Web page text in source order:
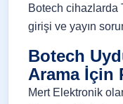
Botech cihazlarda
girişi ve yayın
Botech
Arama İçin
Mert Elektronik